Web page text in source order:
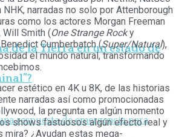
de la Tierra en un estado de
narradas no solo por Attenborough
como los actores Morgan Freeman
Will Smith (One Strange Rocky
Cumberbatch (Super/Natural),
el mundo natural, transformando
estético en 4K u 8K, de las historias
narradas así como promocionadas
la pregunta en algún momento
shows fastuosos algún efecto real y
mira? ¿Ayudan estas mega-